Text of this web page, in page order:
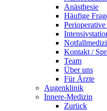
Anästhesie
Häufige
Kontakt /
Team
Über uns
Für Ärzte
Augenklinik
Innere-Medizin
Zurück